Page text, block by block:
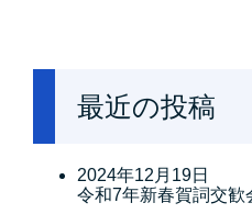
最近の投稿
2024年12月19日
令和7年新春賀詞交歓